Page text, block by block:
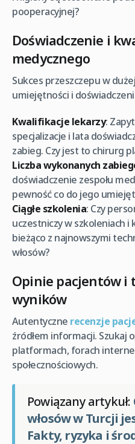
pooperacyjnej?
Doświadczenie i
medycznego
Sukces przeszczepu w
umiejętności i
Kwalifikacje lekarzy:
specjalizacje i lata
zabieg. Czy jest to chirurg
Liczba wykonanych
doświadczenie zespołu
pewność co do jego
Ciągłe szkolenia: Czy
uczestniczy w szkoleniach i
bieżąco z najnowszymi
włosów?
Opinie pacjentów i
wyników
Autentyczne recenzje
źródłem informacji. Szukaj
platformach, forach
społecznościowych.
Powiązany artykuł:
włosów w Turcji
Fakty, ryzyka i